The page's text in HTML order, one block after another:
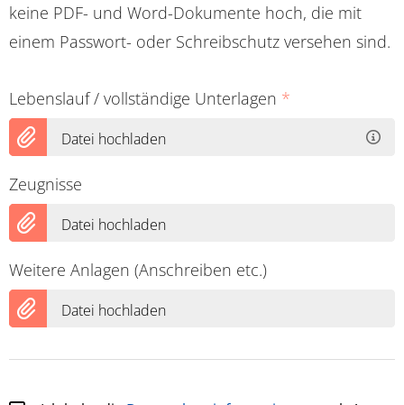
keine PDF- und Word-Dokumente hoch, die mit
einem Passwort- oder Schreibschutz versehen sind.
Lebenslauf / vollständige Unterlagen *
Datei hochladen
Zeugnisse
Datei hochladen
Weitere Anlagen (Anschreiben etc.)
Datei hochladen